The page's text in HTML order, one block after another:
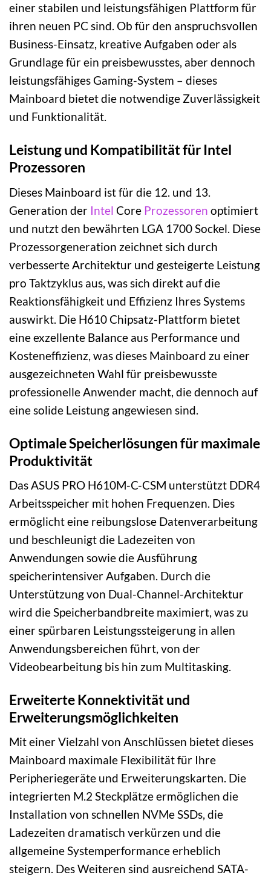
einer stabilen und leistungsfähigen Plattform für
ihren neuen PC sind. Ob für den anspruchsvollen
Business-Einsatz, kreative Aufgaben oder als
Grundlage für ein preisbewusstes, aber dennoch
leistungsfähiges Gaming-System – dieses
Mainboard bietet die notwendige Zuverlässigkeit
und Funktionalität.
Leistung und Kompatibilität für Intel
Prozessoren
Dieses Mainboard ist für die 12. und 13.
Generation der Intel Core Prozessoren optimiert
und nutzt den bewährten LGA 1700 Sockel. Diese
Prozessorgeneration zeichnet sich durch
verbesserte Architektur und gesteigerte Leistung
pro Taktzyklus aus, was sich direkt auf die
Reaktionsfähigkeit und Effizienz Ihres Systems
auswirkt. Die H610 Chipsatz-Plattform bietet
eine exzellente Balance aus Performance und
Kosteneffizienz, was dieses Mainboard zu einer
ausgezeichneten Wahl für preisbewusste
professionelle Anwender macht, die dennoch auf
eine solide Leistung angewiesen sind.
Optimale Speicherlösungen für maximale
Produktivität
Das ASUS PRO H610M-C-CSM unterstützt DDR4
Arbeitsspeicher mit hohen Frequenzen. Dies
ermöglicht eine reibungslose Datenverarbeitung
und beschleunigt die Ladezeiten von
Anwendungen sowie die Ausführung
speicherintensiver Aufgaben. Durch die
Unterstützung von Dual-Channel-Architektur
wird die Speicherbandbreite maximiert, was zu
einer spürbaren Leistungssteigerung in allen
Anwendungsbereichen führt, von der
Videobearbeitung bis hin zum Multitasking.
Erweiterte Konnektivität und
Erweiterungsmöglichkeiten
Mit einer Vielzahl von Anschlüssen bietet dieses
Mainboard maximale Flexibilität für Ihre
Peripheriegeräte und Erweiterungskarten. Die
integrierten M.2 Steckplätze ermöglichen die
Installation von schnellen NVMe SSDs, die
Ladezeiten dramatisch verkürzen und die
allgemeine Systemperformance erheblich
steigern. Des Weiteren sind ausreichend SATA-